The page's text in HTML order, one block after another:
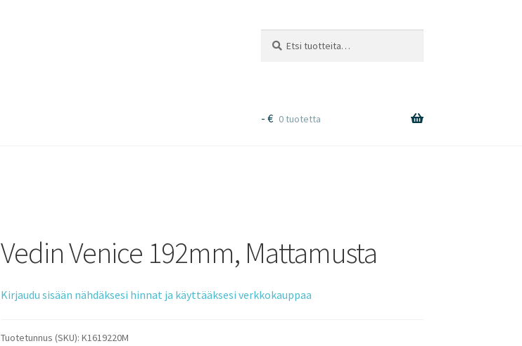
- € 0 tuotetta
Vedin Venice 192mm, Mattamusta
Kirjaudu sisään nähdäksesi hinnat ja käyttääksesi verkkokauppaa
Tuotetunnus (SKU): K1619220M